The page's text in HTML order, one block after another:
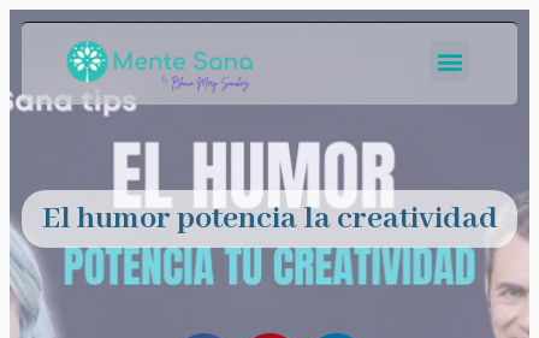
El humor potencia la creatividad